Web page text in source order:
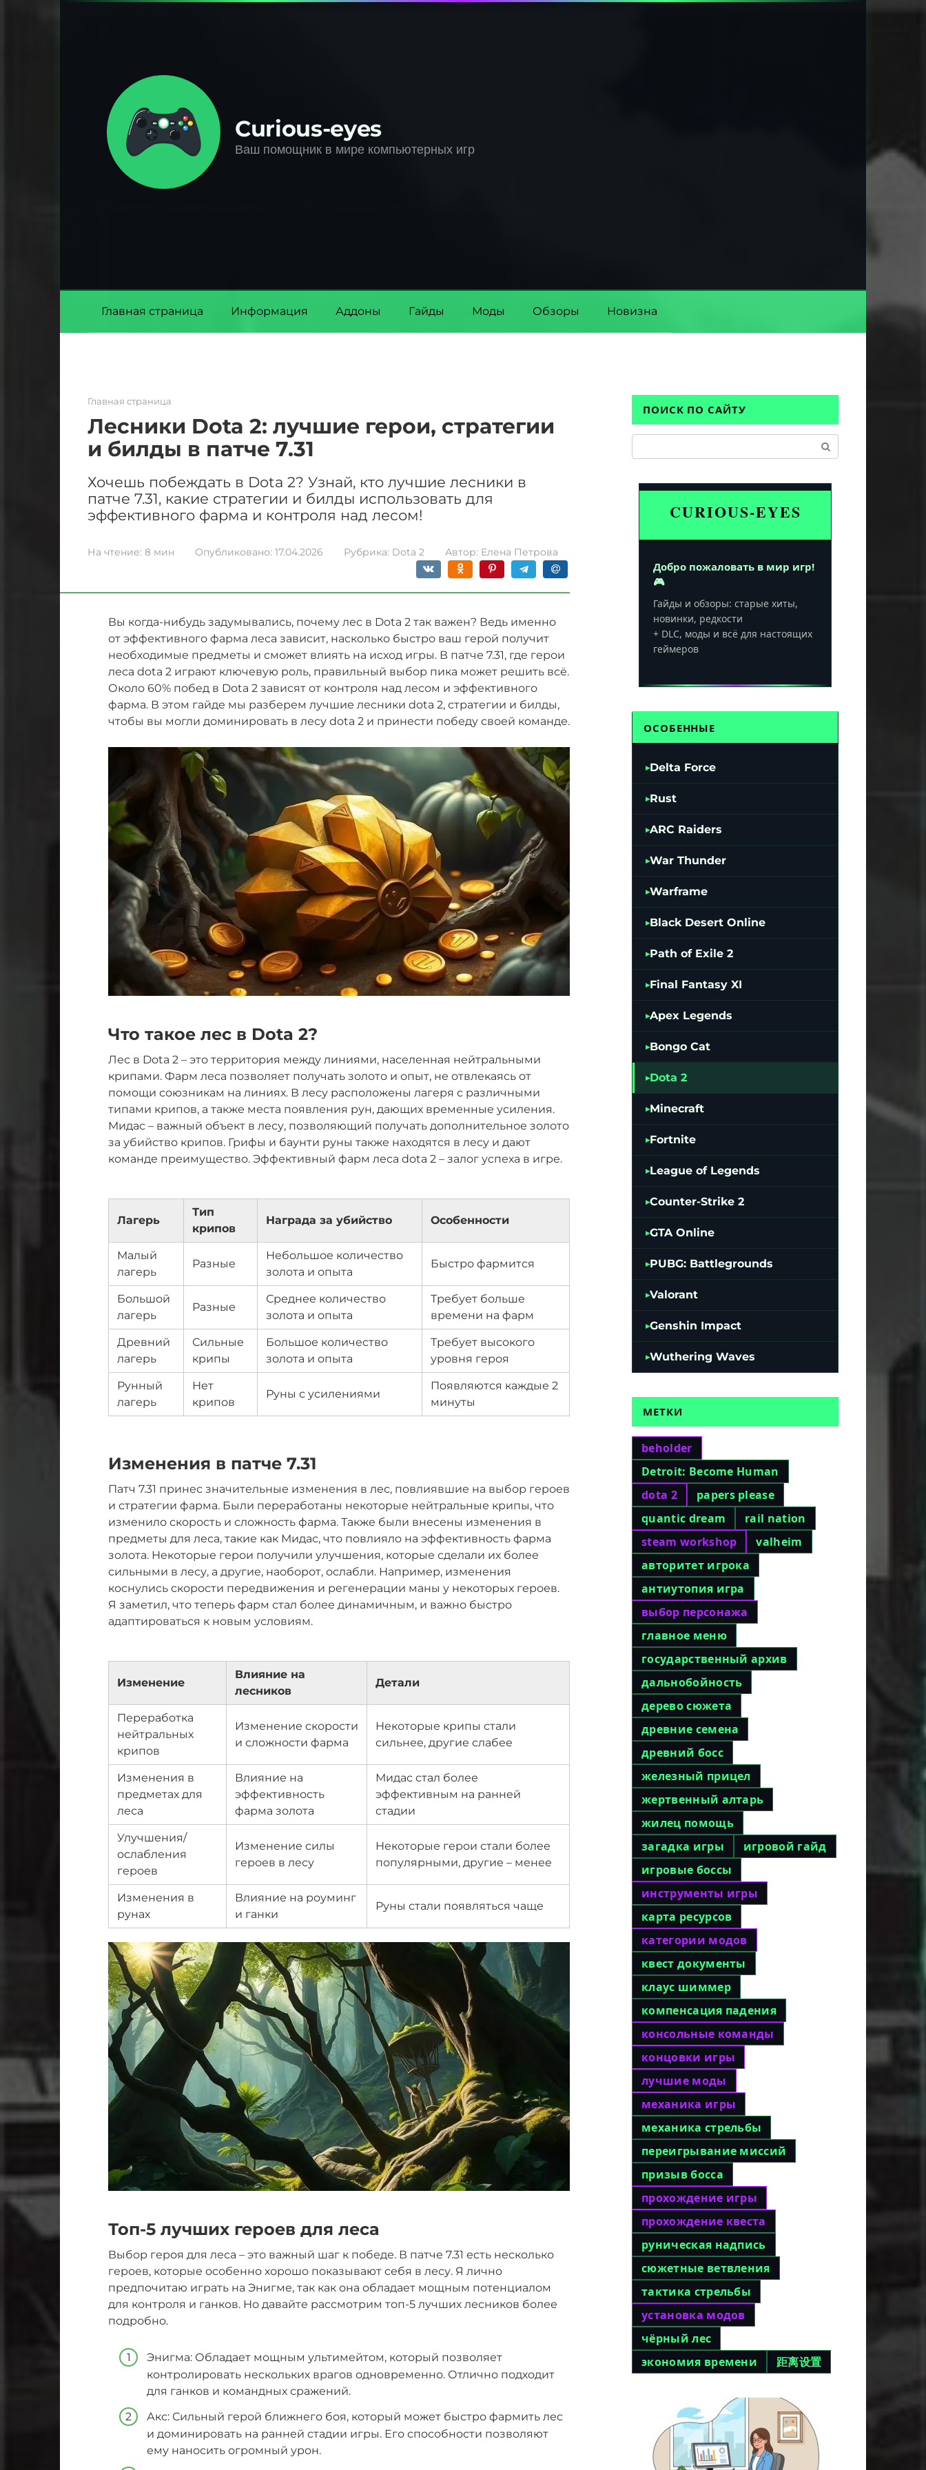
Curious-eyes
Ваш помощник в мире компьютерных игр
Главная страница Информация Аддоны Гайды Моды Обзоры Новизна
Главная страница
Лесники Dota 2: лучшие герои, стратегии
и билды в патче 7.31
Хочешь побеждать в Dota 2? Узнай, кто лучшие лесники в
патче 7.31, какие стратегии и билды использовать для
эффективного фарма и контроля над лесом!
На чтение: 8 мин Опубликовано: 17.04.2026 Рубрика: Dota 2 Автор: Елена Петрова
Вы когда-нибудь задумывались, почему лес в Dota 2 так важен? Ведь именно
от эффективного фарма леса зависит, насколько быстро ваш герой получит
необходимые предметы и сможет влиять на исход игры. В патче 7.31, где герои
леса dota 2 играют ключевую роль, правильный выбор пика может решить всё.
Около 60% побед в Dota 2 зависят от контроля над лесом и эффективного
фарма. В этом гайде мы разберем лучшие лесники dota 2, стратегии и билды,
чтобы вы могли доминировать в лесу dota 2 и принести победу своей команде.
Что такое лес в Dota 2?
Лес в Dota 2 – это территория между линиями, населенная нейтральными
крипами. Фарм леса позволяет получать золото и опыт, не отвлекаясь от
помощи союзникам на линиях. В лесу расположены лагеря с различными
типами крипов, а также места появления рун, дающих временные усиления.
Мидас – важный объект в лесу, позволяющий получать дополнительное золото
за убийство крипов. Грифы и баунти руны также находятся в лесу и дают
команде преимущество. Эффективный фарм леса dota 2 – залог успеха в игре.
Лагерь
Тип
крипов
Награда за убийство Особенности
Малый
лагерь
Разные
Небольшое количество
золота и опыта
Быстро фармится
Большой
лагерь
Разные
Среднее количество
золота и опыта
Требует больше
времени на фарм
Древний
лагерь
Сильные
крипы
Большое количество
золота и опыта
Требует высокого
уровня героя
Рунный
лагерь
Нет
крипов
Руны с усилениями
Появляются каждые 2
минуты
Изменения в патче 7.31
Патч 7.31 принес значительные изменения в лес, повлиявшие на выбор героев
и стратегии фарма. Были переработаны некоторые нейтральные крипы, что
изменило скорость и сложность фарма. Также были внесены изменения в
предметы для леса, такие как Мидас, что повлияло на эффективность фарма
золота. Некоторые герои получили улучшения, которые сделали их более
сильными в лесу, а другие, наоборот, ослабли. Например, изменения
коснулись скорости передвижения и регенерации маны у некоторых героев.
Я заметил, что теперь фарм стал более динамичным, и важно быстро
адаптироваться к новым условиям.
Изменение
Влияние на
лесников
Детали
Переработка
нейтральных
крипов
Изменение скорости
и сложности фарма
Некоторые крипы стали
сильнее, другие слабее
Изменения в
предметах для
леса
Влияние на
эффективность
фарма золота
Мидас стал более
эффективным на ранней
стадии
Улучшения/
ослабления
героев
Изменение силы
героев в лесу
Некоторые герои стали более
популярными, другие – менее
Изменения в
рунах
Влияние на роуминг
и ганки
Руны стали появляться чаще
Топ-5 лучших героев для леса
Выбор героя для леса – это важный шаг к победе. В патче 7.31 есть несколько
героев, которые особенно хорошо показывают себя в лесу. Я лично
предпочитаю играть на Энигме, так как она обладает мощным потенциалом
для контроля и ганков. Но давайте рассмотрим топ-5 лучших лесников более
подробно.
Энигма: Обладает мощным ультимейтом, который позволяет
контролировать нескольких врагов одновременно. Отлично подходит
для ганков и командных сражений.
Акс: Сильный герой ближнего боя, который может быстро фармить лес
и доминировать на ранней стадии игры. Его способности позволяют
ему наносить огромный урон.
ПОИСК ПО САЙТУ
CURIOUS-EYES
Добро пожаловать в мир игр!
🎮
Гайды и обзоры: старые хиты,
новинки, редкости
+ DLC, моды и всё для настоящих
геймеров
ОСОБЕННЫЕ
Delta Force
Rust
ARC Raiders
War Thunder
Warframe
Black Desert Online
Path of Exile 2
Final Fantasy XI
Apex Legends
Bongo Cat
Dota 2
Minecraft
Fortnite
League of Legends
Counter-Strike 2
GTA Online
PUBG: Battlegrounds
Valorant
Genshin Impact
Wuthering Waves
МЕТКИ
beholder
Detroit: Become Human
dota 2
papers please
quantic dream
rail nation
steam workshop
valheim
авторитет игрока
антиутопия игра
выбор персонажа
главное меню
государственный архив
дальнобойность
дерево сюжета
древние семена
древний босс
железный прицел
жертвенный алтарь
жилец помощь
загадка игры
игровой гайд
игровые боссы
инструменты игры
карта ресурсов
категории модов
квест документы
клаус шиммер
компенсация падения
консольные команды
концовки игры
лучшие моды
механика игры
механика стрельбы
переигрывание миссий
призыв босса
прохождение игры
прохождение квеста
руническая надпись
сюжетные ветвления
тактика стрельбы
установка модов
чёрный лес
экономия времени
距离设置